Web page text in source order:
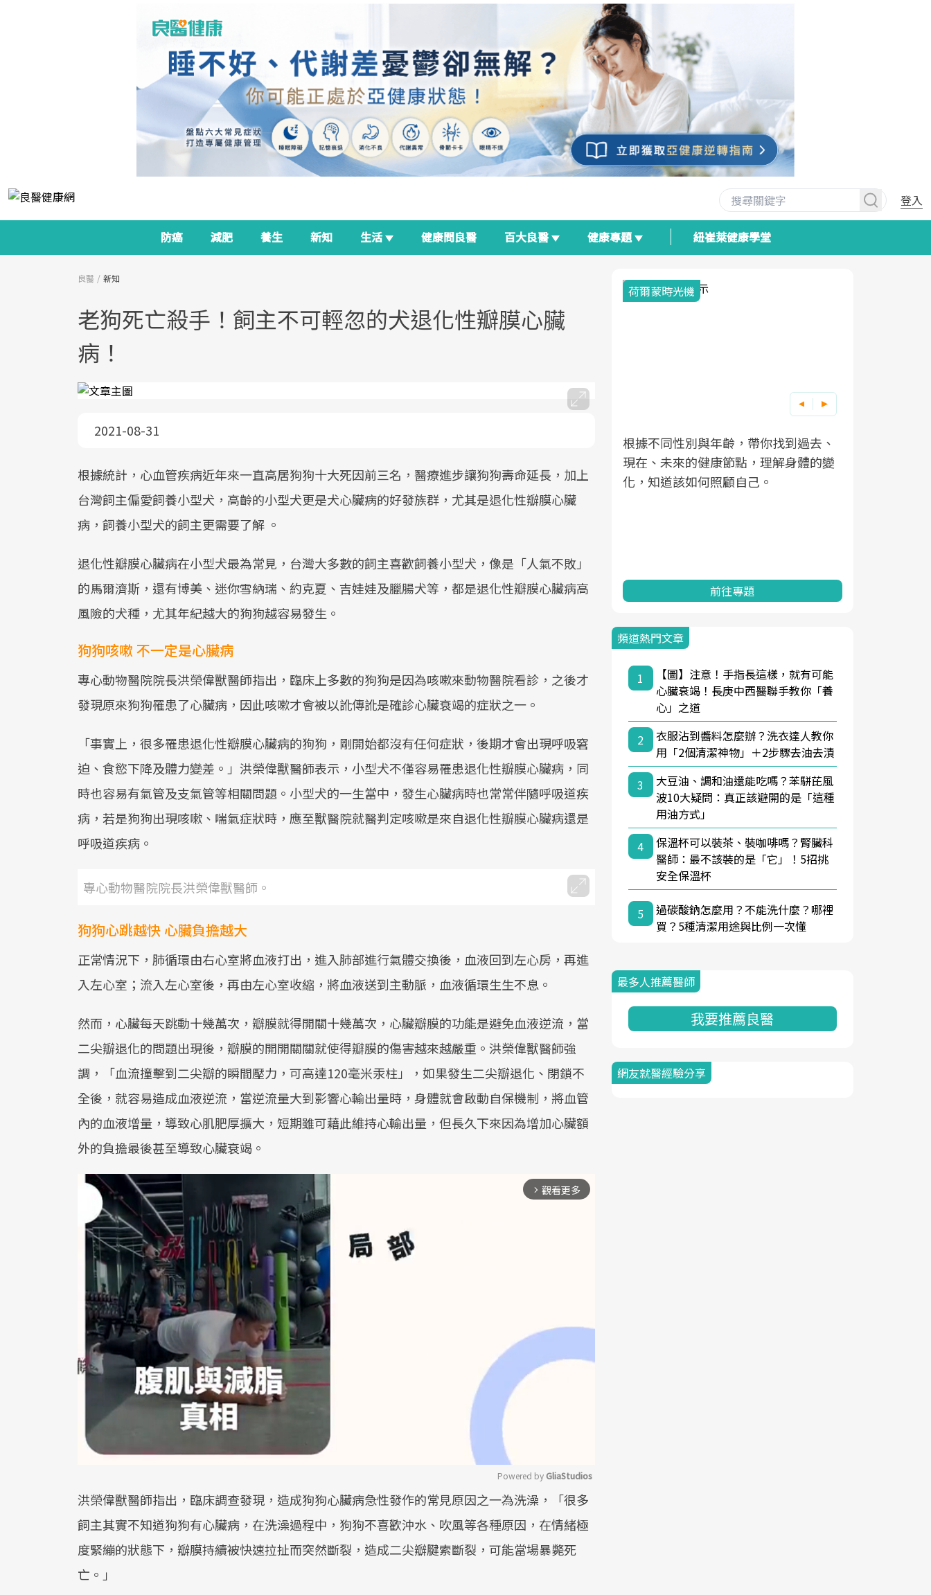
登入
防癌 減肥 養生 新知 生活 健康問良醫 百大良醫 健康專題 紐崔萊健康學堂
良醫 新知
老狗死亡殺手！飼主不可輕忽的犬退化性瓣膜心臟
病！
2021-08-31
根據統計，心血管疾病近年來一直高居狗狗十大死因前三名，醫療進步讓狗狗壽命延長，加上
台灣飼主偏愛飼養小型犬，高齡的小型犬更是犬心臟病的好發族群，尤其是退化性瓣膜心臟
病，飼養小型犬的飼主更需要了解 。
退化性瓣膜心臟病在小型犬最為常見，台灣大多數的飼主喜歡飼養小型犬，像是「人氣不敗」
的馬爾濟斯，還有博美、迷你雪納瑞、約克夏、吉娃娃及臘腸犬等，都是退化性瓣膜心臟病高
風險的犬種，尤其年紀越大的狗狗越容易發生。
狗狗咳嗽 不一定是心臟病
專心動物醫院院長洪榮偉獸醫師指出，臨床上多數的狗狗是因為咳嗽來動物醫院看診，之後才
發現原來狗狗罹患了心臟病，因此咳嗽才會被以訛傳訛是確診心臟衰竭的症狀之一。
「事實上，很多罹患退化性瓣膜心臟病的狗狗，剛開始都沒有任何症狀，後期才會出現呼吸窘
迫、食慾下降及體力變差。」洪榮偉獸醫師表示，小型犬不僅容易罹患退化性瓣膜心臟病，同
時也容易有氣管及支氣管等相關問題。小型犬的一生當中，發生心臟病時也常常伴隨呼吸道疾
病，若是狗狗出現咳嗽、喘氣症狀時，應至獸醫院就醫判定咳嗽是來自退化性瓣膜心臟病還是
呼吸道疾病。
專心動物醫院院長洪榮偉獸醫師。
狗狗心跳越快 心臟負擔越大
正常情況下，肺循環由右心室將血液打出，進入肺部進行氣體交換後，血液回到左心房，再進
入左心室；流入左心室後，再由左心室收縮，將血液送到主動脈，血液循環生生不息。
然而，心臟每天跳動十幾萬次，瓣膜就得開關十幾萬次，心臟瓣膜的功能是避免血液逆流，當
二尖瓣退化的問題出現後，瓣膜的開開關關就使得瓣膜的傷害越來越嚴重。洪榮偉獸醫師強
調，「血流撞擊到二尖瓣的瞬間壓力，可高達120毫米汞柱」，如果發生二尖瓣退化、閉鎖不
全後，就容易造成血液逆流，當逆流量大到影響心輸出量時，身體就會啟動自保機制，將血管
內的血液增量，導致心肌肥厚擴大，短期雖可藉此維持心輸出量，但長久下來因為增加心臟額
外的負擔最後甚至導致心臟衰竭。
arrow_forward_ios 觀看更多
Mute
Powered by GliaStudios
洪榮偉獸醫師指出，臨床調查發現，造成狗狗心臟病急性發作的常見原因之一為洗澡，「很多
飼主其實不知道狗狗有心臟病，在洗澡過程中，狗狗不喜歡沖水、吹風等各種原因，在情緒極
度緊繃的狀態下，瓣膜持續被快速拉扯而突然斷裂，造成二尖瓣腱索斷裂，可能當場暴斃死
亡。」
政策如「健康台灣推動委員會」與「長
照3.0」的推進，「預防醫學」已成全民
狀況、啟動健康管理的重要起點。
前往專題
全面啟動你的健康革命！
前往專題
建立對亞健康的認知，進而引導實際的
改善行動。
前往專題
荷爾蒙時光機
根據不同性別與年齡，帶你找到過去、
現在、未來的健康節點，理解身體的變
化，知道該如何照顧自己。
前往專題
頻道熱門文章
1
【圖】注意！手指長這樣，就有可能
心臟衰竭！長庚中西醫聯手教你「養
心」之道
2
衣服沾到醬料怎麼辦？洗衣達人教你
用「2個清潔神物」＋2步驟去油去漬
3
大豆油、調和油還能吃嗎？苯駢芘風
波10大疑問：真正該避開的是「這種
用油方式」
4
保溫杯可以裝茶、裝咖啡嗎？腎臟科
醫師：最不該裝的是「它」！5招挑
安全保溫杯
5
過碳酸鈉怎麼用？不能洗什麼？哪裡
買？5種清潔用途與比例一次懂
最多人推薦醫師
我要推薦良醫
網友就醫經驗分享